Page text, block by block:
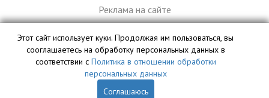
Реклама на сайте
База данных сайта vyvoz.org является интеллектуальной
собственностью ООО «Профит» и охраняется законом.
Этот сайт использует куки. Продолжая им пользоваться, вы
сооглашаетесь на обработку персональных данных в
соответствии с Политика в отношении обработки
персональных данных
Соглашаюсь